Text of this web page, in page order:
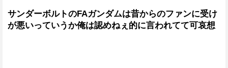
サンダーボルトのFAガンダムは昔からのファンに受け
が悪いっていうか俺は認めねぇ的に言われてて可哀想